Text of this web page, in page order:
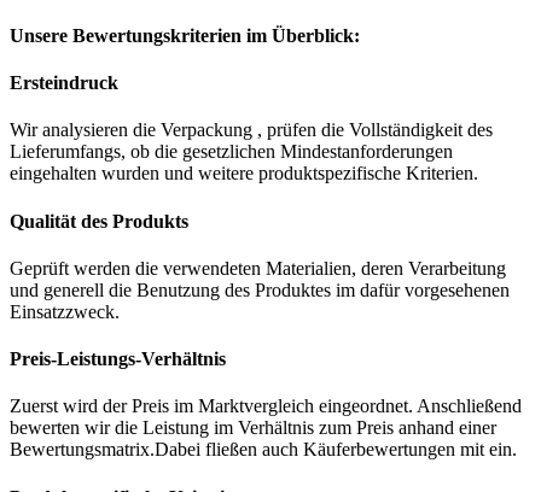
Unsere Bewertungskriterien im Überblick:
Ersteindruck
Wir analysieren die Verpackung , prüfen die Vollständigkeit des
Lieferumfangs, ob die gesetzlichen Mindestanforderungen
eingehalten wurden und weitere produktspezifische Kriterien.
Qualität des Produkts
Geprüft werden die verwendeten Materialien, deren Verarbeitung
und generell die Benutzung des Produktes im dafür vorgesehenen
Einsatzzweck.
Preis-Leistungs-Verhältnis
Zuerst wird der Preis im Marktvergleich eingeordnet. Anschließend
bewerten wir die Leistung im Verhältnis zum Preis anhand einer
Bewertungsmatrix.Dabei fließen auch Käuferbewertungen mit ein.